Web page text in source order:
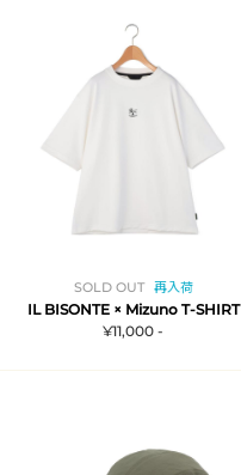
SOLD OUT 再入荷
IL BISONTE × Mizuno T-SHIRT
¥11,000 -